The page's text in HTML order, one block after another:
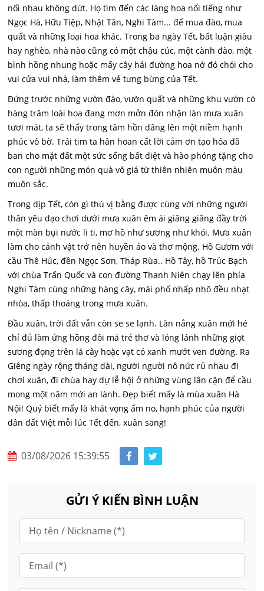
nối nhau không dứt. Họ tìm đến các làng hoa nổi tiếng như
Ngọc Hà, Hữu Tiệp, Nhật Tân, Nghi Tàm... để mua đào, mua
quất và những loại hoa khác. Trong ba ngày Tết, bất luận giàu
hay nghèo, nhà nào cũng có một chậu cúc, một cành đào, một
bình hồng nhung hoặc mấy cây hải đường hoa nở đỏ chói cho
vui cửa vui nhà, làm thêm vẻ tưng bừng của Tết.
Đứng trước những vườn đào, vườn quất và những khu vườn có
hàng trăm loài hoa đang mơn mởn đón nhận làn mưa xuân
tươi mát, ta sẽ thấy trong tâm hồn dâng lên một niềm hạnh
phúc vô bờ. Trái tim ta hân hoan cất lời cảm ơn tạo hóa đã
ban cho mặt đất một sức sống bất diệt và hào phóng tặng cho
con người những món quà vô giá từ thiên nhiên muôn màu
muôn sắc.
Trong dịp Tết, còn gì thú vị bằng được cùng với những người
thân yêu dạo chơi dưới mưa xuân êm ái giăng giăng đầy trời
một màn bụi nước li ti, mơ hồ như sương như khói. Mưa xuân
làm cho cảnh vật trở nên huyền ảo và thơ mộng. Hồ Gươm với
cầu Thê Húc, đền Ngọc Sơn, Tháp Rùa.. Hồ Tây, hồ Trúc Bạch
với chùa Trấn Quốc và con đường Thanh Niên chạy lên phía
Nghi Tàm cùng những hàng cây, mái phố nhấp nhô đều nhạt
nhòa, thấp thoáng trong mưa xuân.
Đầu xuân, trời đất vẫn còn se se lạnh. Làn nắng xuân mới hé
chỉ đủ làm ửng hồng đôi má trẻ thơ và lóng lánh những giọt
sương đọng trên lá cây hoặc vạt cỏ xanh mướt ven đường. Ra
Giêng ngày rộng tháng dài, người người nô nức rủ nhau đi
chơi xuân, đi chùa hay dự lễ hội ở những vùng lân cận để cầu
mong một năm mới an lành. Đẹp biết mấy là mùa xuân Hà
Nội! Quý biết mấy là khát vọng ấm no, hạnh phúc của người
dân đất Việt mỗi lúc Tết đến, xuân sang!
03/08/2026 15:39:55
GỬI Ý KIẾN BÌNH LUẬN